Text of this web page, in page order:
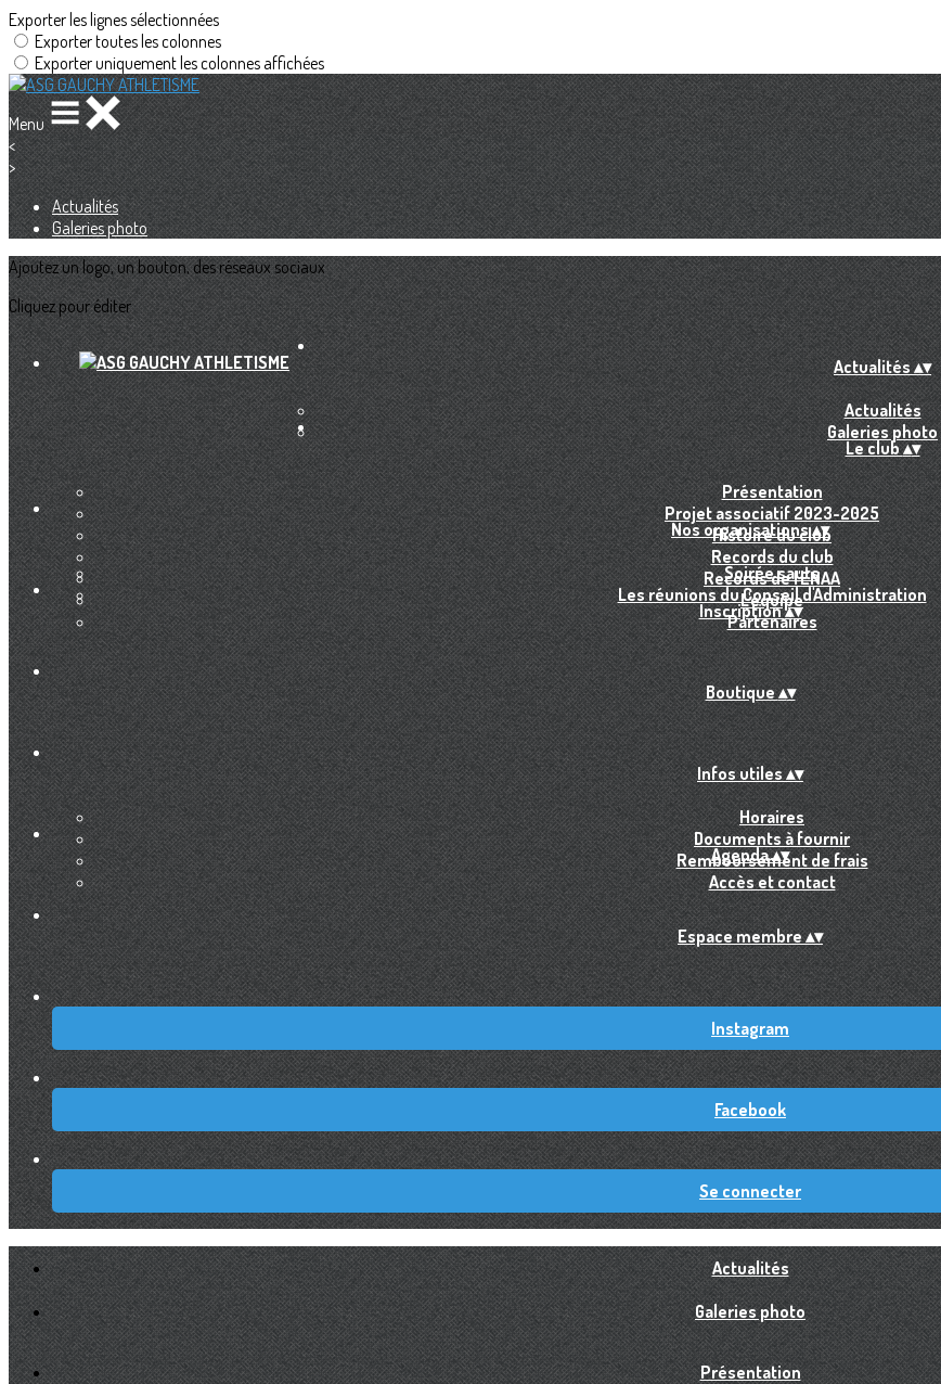
Exporter les lignes sélectionnées
Exporter toutes les colonnes
Exporter uniquement les colonnes affichées
Menu
<
>
Actualités
Galeries photo
Ajoutez un logo, un bouton, des réseaux sociaux
Cliquez pour éditer
Actualités▴▾
Actualités
Galeries photo
Le club▴▾
Présentation
Projet associatif 2023-2025
Histoire du club
Records du club
Records de l'ENAA
L'équipe
Partenaires
Nos organisations▴▾
Soirée sauts
Les réunions du Conseil d'Administration
Inscription▴▾
Boutique▴▾
Infos utiles▴▾
Horaires
Documents à fournir
Remboursement de frais
Accès et contact
Agenda▴▾
Espace membre▴▾
Instagram
Facebook
Se connecter
Actualités
Galeries photo
Présentation